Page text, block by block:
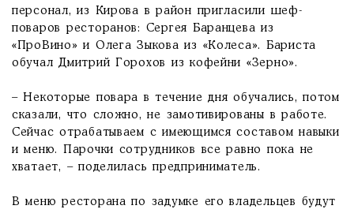
персонал, из Кирова в район пригласили шеф-
поваров ресторанов: Сергея Баранцева из
«ПроВино» и Олега Зыкова из «Колеса». Бариста
обучал Дмитрий Горохов из кофейни «Зерно».
– Некоторые повара в течение дня обучались, потом
сказали, что сложно, не замотивированы в работе.
Сейчас отрабатываем с имеющимся составом навыки
и меню. Парочки сотрудников все равно пока не
хватает, – поделилась предприниматель.
В меню ресторана по задумке его владельцев будут